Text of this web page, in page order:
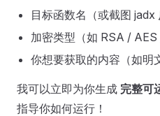
目标函数名（或截图 jadx
加密类型（如 RSA / AES
你想要获取的内容（如明
我可以立即为你生成 完整可
指导你如何运行！